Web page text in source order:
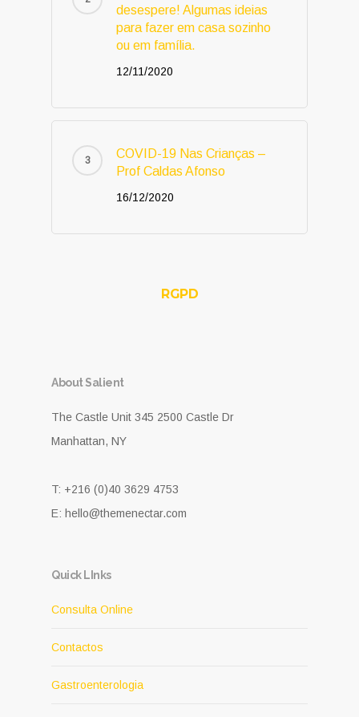
desespere! Algumas ideias
para fazer em casa sozinho
ou em família.
12/11/2020
COVID-19 Nas Crianças –
Prof Caldas Afonso
16/12/2020
RGPD
About Salient
The Castle Unit 345 2500 Castle Dr
Manhattan, NY
T: +216 (0)40 3629 4753
E: hello@themenectar.com
Quick LInks
Consulta Online
Contactos
Gastroenterologia